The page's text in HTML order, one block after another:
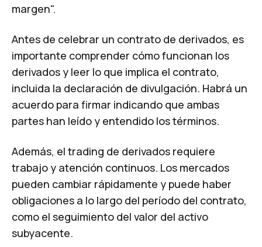
margen".
Antes de celebrar un contrato de derivados, es
importante comprender cómo funcionan los
derivados y leer lo que implica el contrato,
incluida la declaración de divulgación. Habrá un
acuerdo para firmar indicando que ambas
partes han leído y entendido los términos.
Además, el trading de derivados requiere
trabajo y atención continuos. Los mercados
pueden cambiar rápidamente y puede haber
obligaciones a lo largo del período del contrato,
como el seguimiento del valor del activo
subyacente.